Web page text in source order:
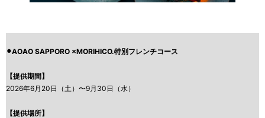
⚫︎AOAO SAPPORO ×MORIHICO.特別フレンチコース
【提供期間】
2026年6月20日（土）〜9月30日（水）
【提供場所】